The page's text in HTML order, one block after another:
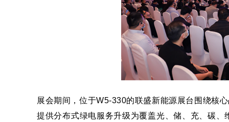
展会期间，位于W5-330的联盛新能源展台围绕核
提供分布式绿电服务升级为覆盖光、储、充、碳